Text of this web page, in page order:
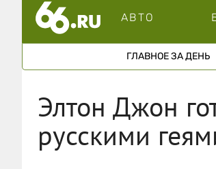
АВТО
ГЛАВНОЕ ЗА ДЕНЬ
Элтон Джон
русскими